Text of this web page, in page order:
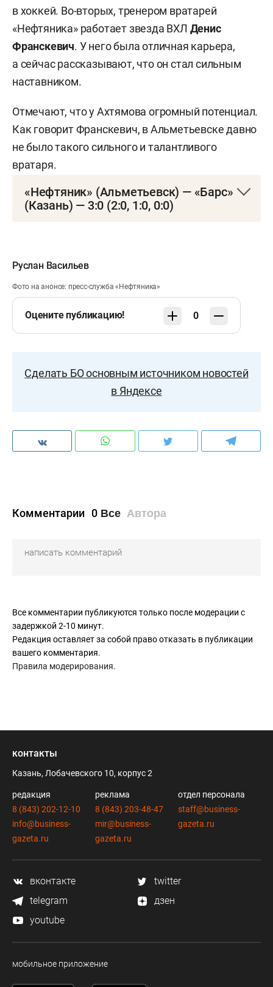
в хоккей. Во-вторых, тренером вратарей
«Нефтяника» работает звезда ВХЛ Денис
Франскевич. У него была отличная карьера,
а сейчас рассказывают, что он стал сильным
наставником.
Отмечают, что у Ахтямова огромный потенциал.
Как говорит Франскевич, в Альметьевске давно
не было такого сильного и талантливого
вратаря.
«Нефтяник» (Альметьевск) — «Барс»
(Казань) — 3:0 (2:0, 1:0, 0:0)
1:0 Галеев (14:18)
2:0 Хасаншин (Гизатуллин, Хованов, 15:28)
3:0 Гарайшин (36:56)
Ахтямов — Мосин
Руслан Васильев
Фото на анонсе: пресс-служба «Нефтяника»
Оцените публикацию! 0
Сделать БО основным источником новостей
в Яндексе
Комментарии 0 Все Автора
Все комментарии публикуются только после модерации с
задержкой 2-10 минут.
Редакция оставляет за собой право отказать в публикации
вашего комментария.
Правила модерирования.
контакты
Казань, Лобачевского 10, корпус 2
редакция
8 (843) 202-12-10
info@business-
gazeta.ru
реклама
8 (843) 203-48-47
mir@business-
gazeta.ru
отдел персонала
staff@business-
gazeta.ru
вконтакте
twitter
telegram
дзен
youtube
мобильное приложение